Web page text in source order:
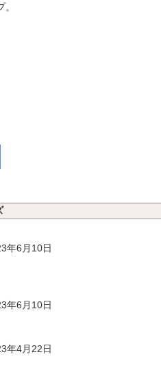
年6月10日
年6月10日
年4月22日